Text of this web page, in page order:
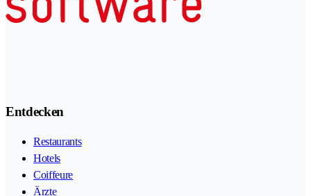
Entdecken
Restaurants
Hotels
Coiffeure
Ärzte